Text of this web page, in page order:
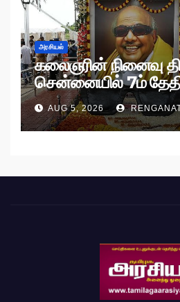
அரசியல்
கலைஞரின் நினைவு
சென்னையில் 7ம்
பேரணி!
AUG 5, 2026